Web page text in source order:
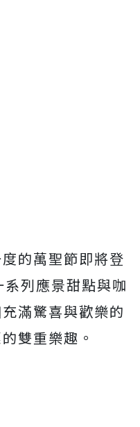
的萬聖節即將登
列應景甜點與咖
滿驚喜與歡樂的
雙重樂趣。